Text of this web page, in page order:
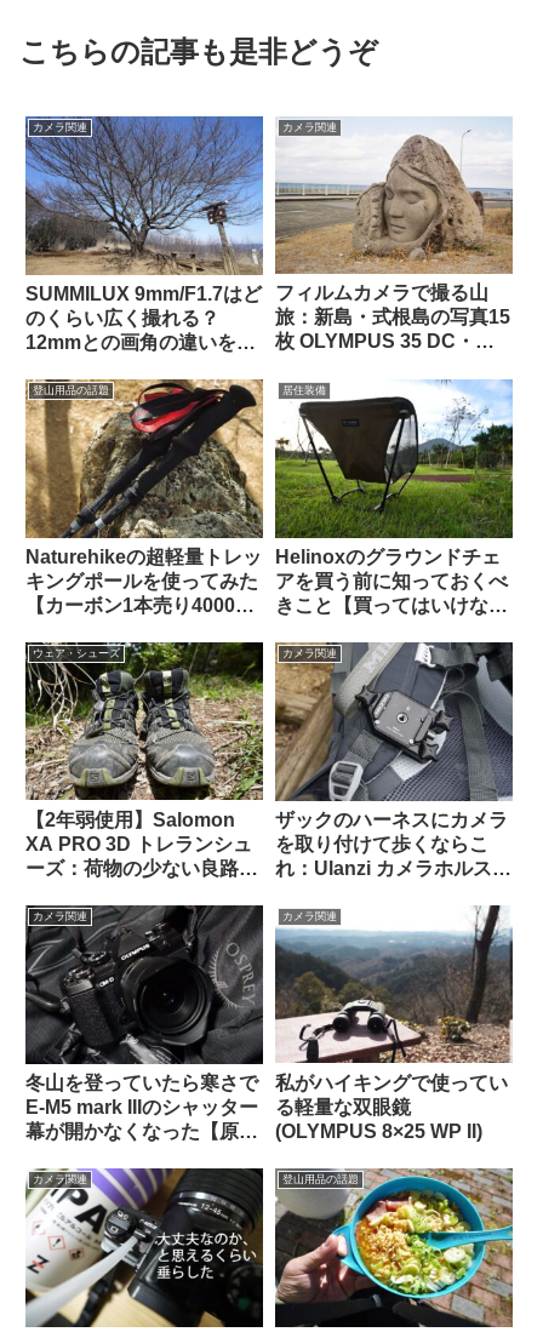
こちらの記事も是非どうぞ
カメラ関連
SUMMILUX 9mm/F1.7はど
のくらい広く撮れる？
12mmとの画角の違いを山
カメラ関連
フィルムカメラで撮る山
旅：新島・式根島の写真15
枚 OLYMPUS 35 DC・
2024年12月撮影
登山用品の話題
Naturehikeの超軽量トレッ
キングポールを使ってみた
【カーボン1本売り4000
居住装備
Helinoxのグラウンドチェ
アを買う前に知っておくべ
きこと【買ってはいけない
ウェア・シューズ
【2年弱使用】Salomon
XA PRO 3D トレランシュ
ーズ：荷物の少ない良路ハ
つ
カメラ関連
ザックのハーネスにカメラ
を取り付けて歩くならこ
れ：Ulanzi カメラホルスタ
カメラ関連
冬山を登っていたら寒さで
E-M5 mark IIIのシャッター
幕が開かなくなった【原因
カメラ関連
私がハイキングで使ってい
る軽量な双眼鏡
(OLYMPUS 8×25 WP II)
カメラ関連 登山用品の話題